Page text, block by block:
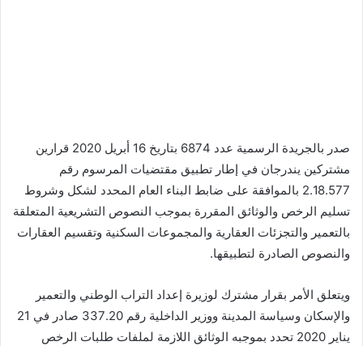
صدر بالجريدة الرسمية عدد 6874 بتاريخ 16 أبريل 2020 قرارين
مشتركين يندرجان في إطار تطبيق مقتضيات المرسوم رقم
2.18.577 بالموافقة على ضابط البناء العام المحدد لشكل وشروط
تسليم الرخص والوثائق المقررة بموجب النصوص التشريعية المتعلقة
بالتعمير والتجزئات العقارية والمجموعات السكنية وتقسيم العقارات
والنصوص الصادرة لتطبيقها.
ويتعلق الأمر بقرار مشترك لوزيرة إعداد التراب الوطني والتعمير
والإسكان وسياسة المدينة ووزير الداخلية رقم 337.20 صادر في 21
يناير 2020 تحدد بموجبه الوثائق اللازمة لملفات طلبات الرخص